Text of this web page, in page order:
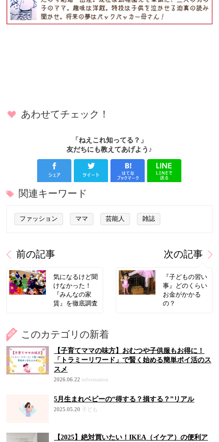
あわせてチェック！
「ねえこれ知ってる？」
友だちにも教えてあげよう♪
関連キーワード
ファッション ママ 芸能人 雑誌
前の記事
気になるけど聞
けなかった！
『みんなの家
賃』を徹底調査
次の記事
『子どもの習い
事』どのくらい
お金がかかる
の？
このカテゴリの新着
【子育てママの味方】おむつや子供服もお得に！
「トラミーリワード」で賢く始める簡単ポイ活のス
スメ
2026.06.22 information
5月生まれベビーの“得する？損する？”リアル
2025.05.20 子ども
【2025】絶対買いたい！IKEA（イケア）の便利ア